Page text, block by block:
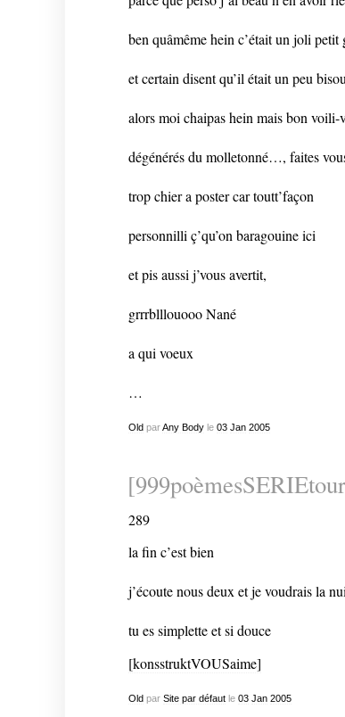
ben quâmême hein c’était un joli petit
et certain disent qu’il était un peu
alors moi chaipas hein mais bon voili-
dégénérés du molletonné…, faites
trop chier a poster car toutt’façon
personnilli ç’qu’on baragouine ici
et pis aussi j’vous avertit,
grrrblllouooo Nané
a qui voeux
…
Old parAny Bodyle 03 Jan 2005
289
la fin c’est bien
j’écoute nous deux et je voudrais la
tu es simplette et si douce
[konsstruktVOUSaime]
Oldpar Site par défautle 03 Jan 2005